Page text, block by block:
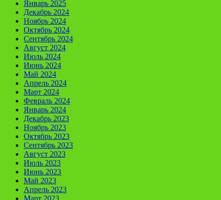
Январь 2025
Декабрь 2024
Ноябрь 2024
Октябрь 2024
Сентябрь 2024
Август 2024
Июль 2024
Июнь 2024
Май 2024
Апрель 2024
Март 2024
Февраль 2024
Январь 2024
Декабрь 2023
Ноябрь 2023
Октябрь 2023
Сентябрь 2023
Август 2023
Июль 2023
Июнь 2023
Май 2023
Апрель 2023
Март 2023